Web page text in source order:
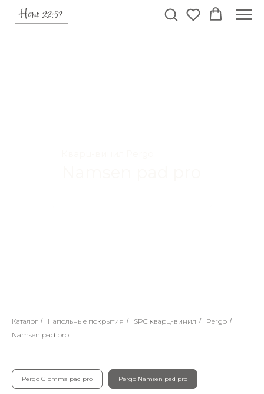
Каталог / Напольные покрытия / SPC кварц-винил / Pergo /
Namsen pad pro
Pergo Glomma pad pro Pergo Namsen pad pro